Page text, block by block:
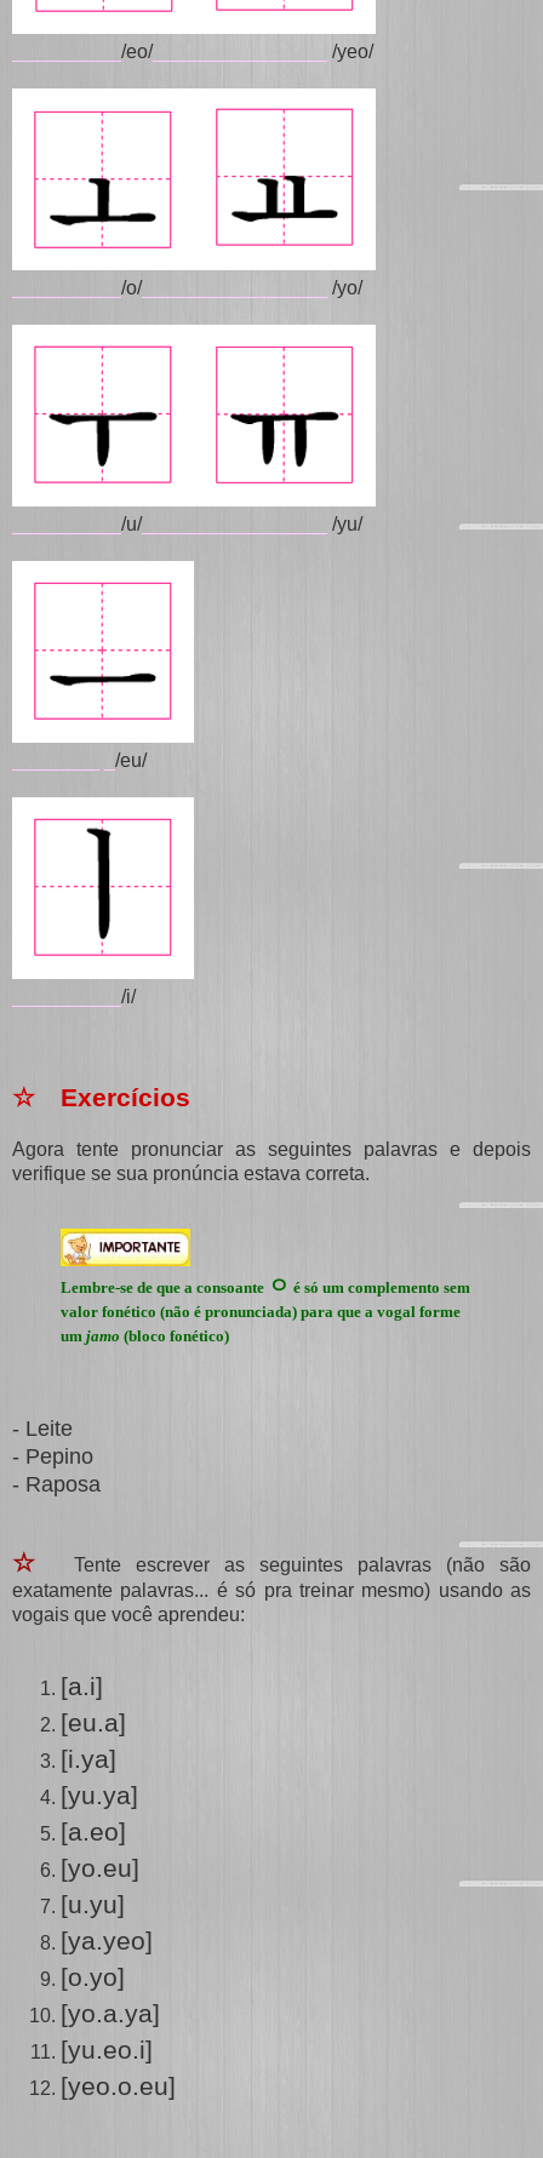
/eo/________________ /yeo/
/o/_________________ /yo/
/u/_________________ /yu/
/eu/
/i/
☆ Exercícios
Agora tente pronunciar as seguintes palavras e depois
verifique se sua pronúncia estava correta.
Lembre-se de que a consoante ㅇ é só um complemento sem
valor fonético (não é pronunciada) para que a vogal forme
um jamo (bloco fonético)
- Leite
- Pepino
- Raposa
☆
Tente escrever as seguintes palavras (não são
exatamente palavras... é só pra treinar mesmo) usando as
vogais que você aprendeu:
[a.i]
[eu.a]
[i.ya]
[yu.ya]
[a.eo]
[yo.eu]
[u.yu]
[ya.yeo]
[o.yo]
[yo.a.ya]
[yu.eo.i]
[yeo.o.eu]